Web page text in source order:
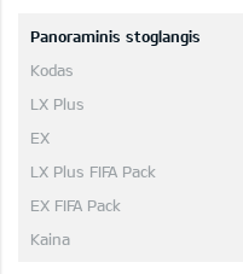
Panoraminis stoglangis